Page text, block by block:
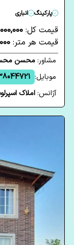
پارکینگ انباری
قیمت کل:
قیمت هر متر:
مشاور:محسن
موبایل:
آژانس:املاک